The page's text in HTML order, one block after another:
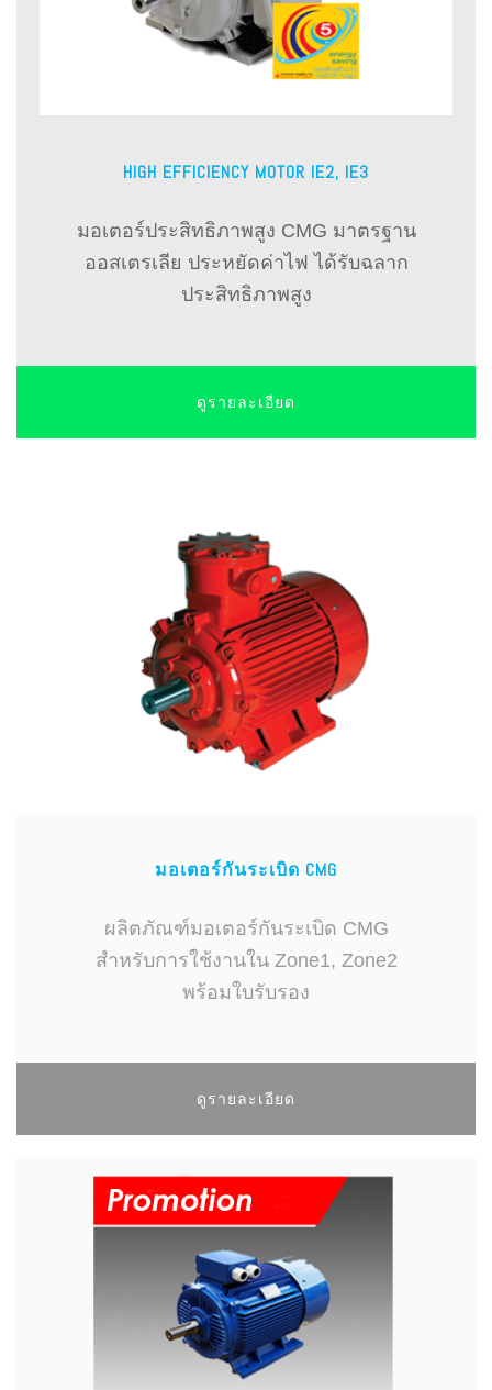
HIGH EFFICIENCY MOTOR IE2, IE3
มอเตอร์ประสิทธิภาพสูง CMG มาตรฐาน
ออสเตรเลีย ประหยัดค่าไฟ ได้รับฉลาก
ประสิทธิภาพสูง
ดูรายละเอียด
มอเตอร์กันระเบิด CMG
ผลิตภัณฑ์มอเตอร์กันระเบิด CMG
สำหรับการใช้งานใน Zone1, Zone2
พร้อมใบรับรอง
ดูรายละเอียด